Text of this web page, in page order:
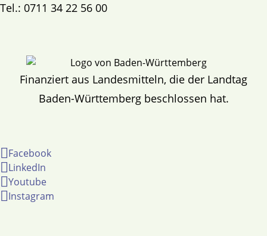
Tel.: 0711 34 22 56 00
Finanziert aus Landesmitteln, die der Landtag
Baden-Württemberg beschlossen hat.
Facebook
LinkedIn
Youtube
Instagram